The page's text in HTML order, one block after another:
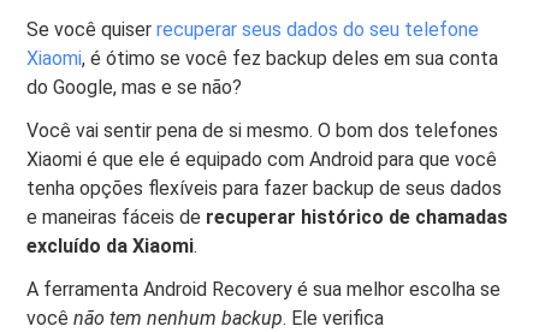
Se você quiserrecuperar seus dados do seu telefone
Xiaomi, é ótimo se você fez backup deles em sua conta
do Google, mas e se não?
Você vai sentir pena de si mesmo. O bom dos telefones
Xiaomi é que ele é equipado com Android para que você
tenha opções flexíveis para fazer backup de seus dados
e maneiras fáceis de recuperar histórico de chamadas
excluído da Xiaomi.
A ferramenta Android Recovery é sua melhor escolha se
vocênão tem nenhum backup. Ele verifica